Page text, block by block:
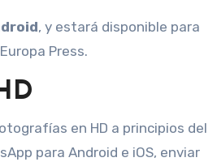
, y estará disponible para
Press.
en HD a principios del
para Android e iOS, enviar